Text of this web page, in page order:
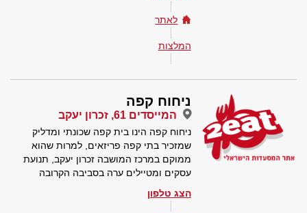
לאתר
המלצות
ניחוח קפה
המייסדים 61, זכרון יעקב
ניחוח קפה הינו בית קפה שכונתי ומדליק
שמזכיר בתי קפה פריזאים, למרות שהוא
ממוקם במרכז המושבה זכרון יעקב, תנועת
עסקים ומטיילים ערה בסביבה הקרובה
הצג טלפון